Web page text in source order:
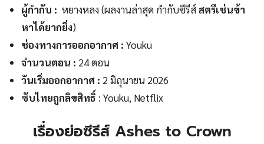
ผู้กำกับ :หยางหลง (ผลงานล่าสุด กำกับซีรีส์สตรีเช่นข้า
หาได้ยากยิ่ง)
ช่องทางการออกอากาศ : Youku
จำนวนตอน : 24 ตอน
วันเริ่มออกอากาศ : 2 มิถุนายน 2026
ซับไทยถูกลิขสิทธิ์ : Youku, Netflix
เรื่องย่อซีรีส์ Ashes to Crown